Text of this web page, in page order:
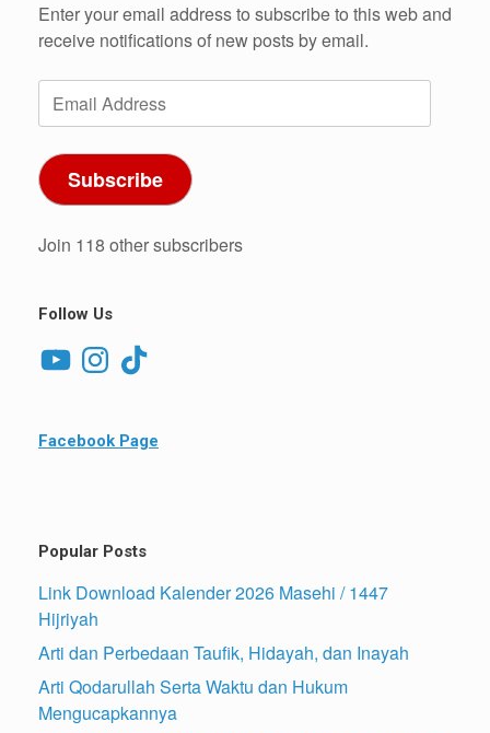
Enter your email address to subscribe to this web and
receive notifications of new posts by email.
Email
Address
Subscribe
Join 118 other subscribers
Follow Us
YouTubeInstagram
TikTok
Facebook Page
Popular Posts
Link Download Kalender 2026 Masehi / 1447
Hijriyah
Arti dan Perbedaan Taufik, Hidayah, dan Inayah
Arti Qodarullah Serta Waktu dan Hukum
Mengucapkannya